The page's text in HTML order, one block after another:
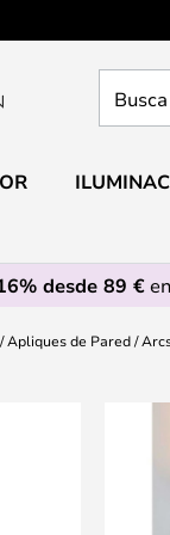
aquí
desde 89 €
Apliques de Pared